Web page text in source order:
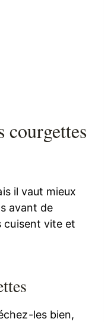
courgettes
il vaut mieux
avant de
cuisent vite et
les bien,